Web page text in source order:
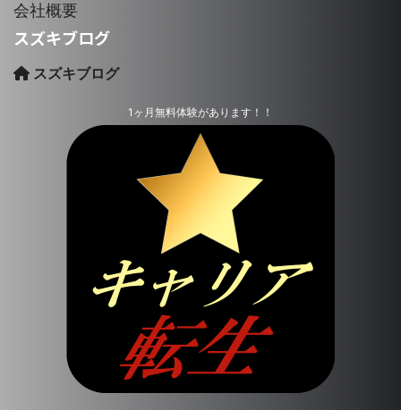
会社概要
スズキブログ
スズキブログ
1ヶ月無料体験があります！！